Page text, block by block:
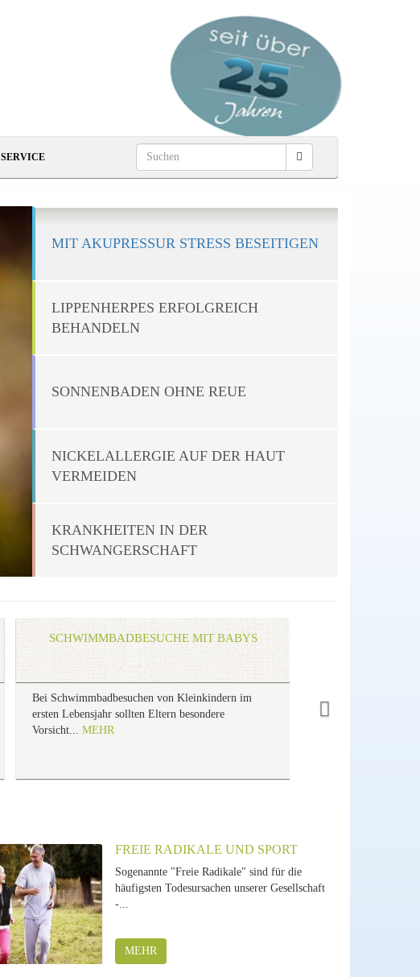
SERVICE
MIT AKUPRESSUR STRESS BESEITIGEN
LIPPENHERPES ERFOLGREICH
BEHANDELN
SONNENBADEN OHNE REUE
NICKELALLERGIE AUF DER HAUT
VERMEIDEN
KRANKHEITEN IN DER
SCHWANGERSCHAFT
SCHWIMMBADBESUCHE MIT BABYS
Bei Schwimmbadbesuchen von Kleinkindern im
ersten Lebensjahr sollten Eltern besondere
Vorsicht... MEHR
FREIE RADIKALE UND SPORT
Sogenannte "Freie Radikale" sind für die
häufigsten Todesursachen unserer Gesellschaft
-...
MEHR